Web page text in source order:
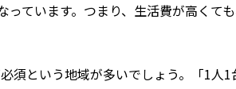
ています。つまり、生活費が高くて
須という地域が多いでしょう。「1人